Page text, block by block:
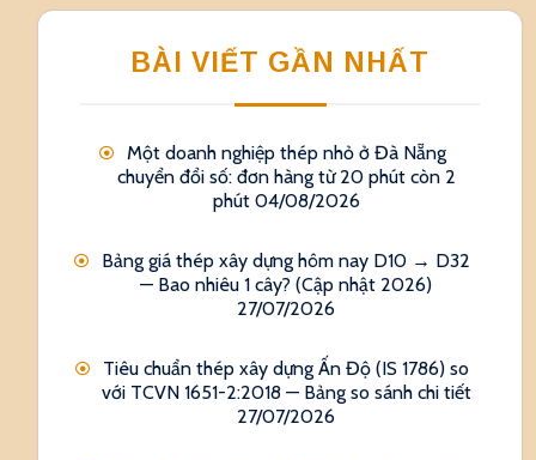
BÀI VIẾT GẦN NHẤT
Một doanh nghiệp thép nhỏ ở Đà Nẵng
chuyển đổi số: đơn hàng từ 20 phút còn 2
phút 04/08/2026
Bảng giá thép xây dựng hôm nay D10 → D32
— Bao nhiêu 1 cây? (Cập nhật 2026)
27/07/2026
Tiêu chuẩn thép xây dựng Ấn Độ (IS 1786) so
với TCVN 1651-2:2018 — Bảng so sánh chi tiết
27/07/2026